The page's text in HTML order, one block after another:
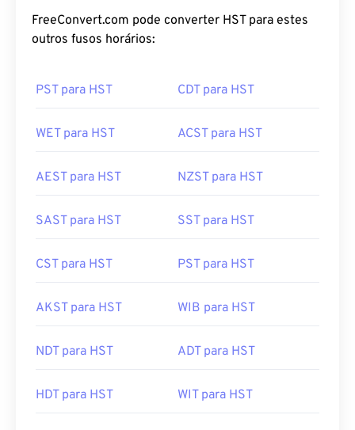
FreeConvert.com pode converter HST para estes
outros fusos horários:
PST para HST CDT para HST
WET para HST ACST para HST
AEST para HST NZST para HST
SAST para HST SST para HST
CST para HST PST para HST
AKST para HST WIB para HST
NDT para HST ADT para HST
HDT para HST WIT para HST